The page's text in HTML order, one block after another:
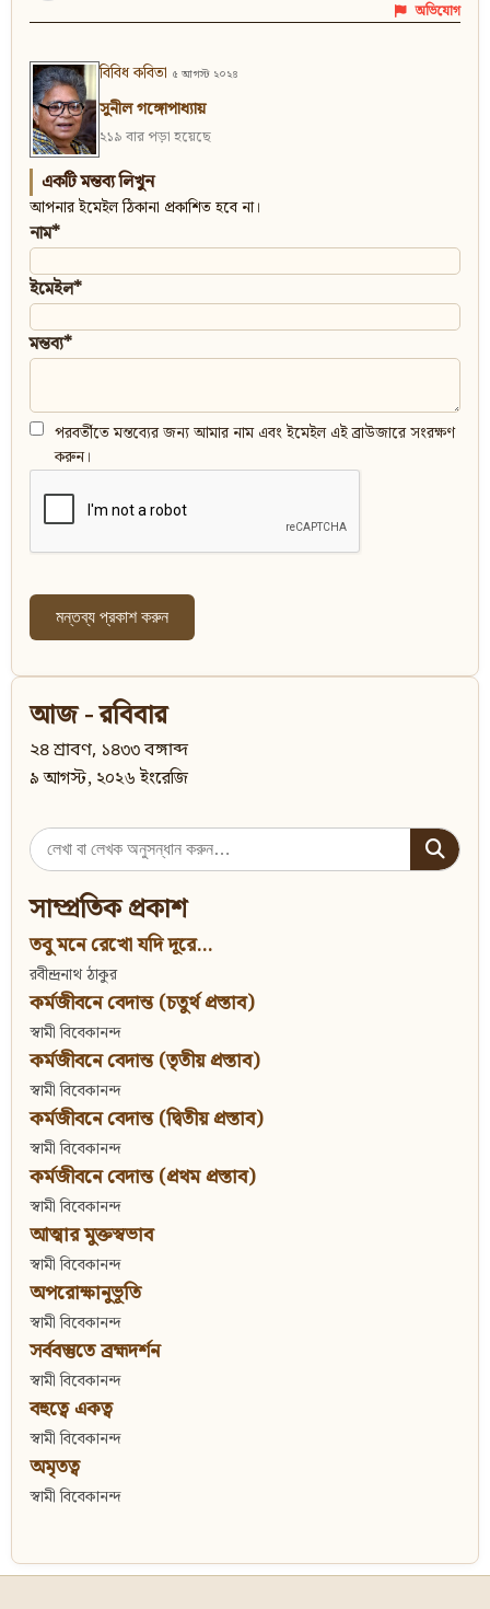
অভিযোগ
বিবিধ কবিতা ৫ আগস্ট ২০২৪
সুনীল গঙ্গোপাধ্যায়
২১৯ বার পড়া হয়েছে
একটি মন্তব্য লিখুন
আপনার ইমেইল ঠিকানা প্রকাশিত হবে না।
নাম*
ইমেইল*
মন্তব্য*
পরবর্তীতে মন্তব্যের জন্য আমার নাম এবং ইমেইল এই ব্রাউজারে সংরক্ষণ
করুন।
আজ - রবিবার
২৪ শ্রাবণ, ১৪৩৩ বঙ্গাব্দ
৯ আগস্ট, ২০২৬ ইংরেজি
Search
for:
সাম্প্রতিক প্রকাশ
তবু মনে রেখো যদি দূরে...
রবীন্দ্রনাথ ঠাকুর
কর্মজীবনে বেদান্ত (চতুর্থ প্রস্তাব)
স্বামী বিবেকানন্দ
কর্মজীবনে বেদান্ত (তৃতীয় প্রস্তাব)
স্বামী বিবেকানন্দ
কর্মজীবনে বেদান্ত (দ্বিতীয় প্রস্তাব)
স্বামী বিবেকানন্দ
কর্মজীবনে বেদান্ত (প্রথম প্রস্তাব)
স্বামী বিবেকানন্দ
আত্মার মুক্তস্বভাব
স্বামী বিবেকানন্দ
অপরোক্ষানুভূতি
স্বামী বিবেকানন্দ
সর্ববস্তুতে ব্রহ্মদর্শন
স্বামী বিবেকানন্দ
বহুত্বে একত্ব
স্বামী বিবেকানন্দ
অমৃতত্ব
স্বামী বিবেকানন্দ